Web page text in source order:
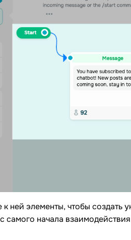
ней элементы, чтобы создать
начала